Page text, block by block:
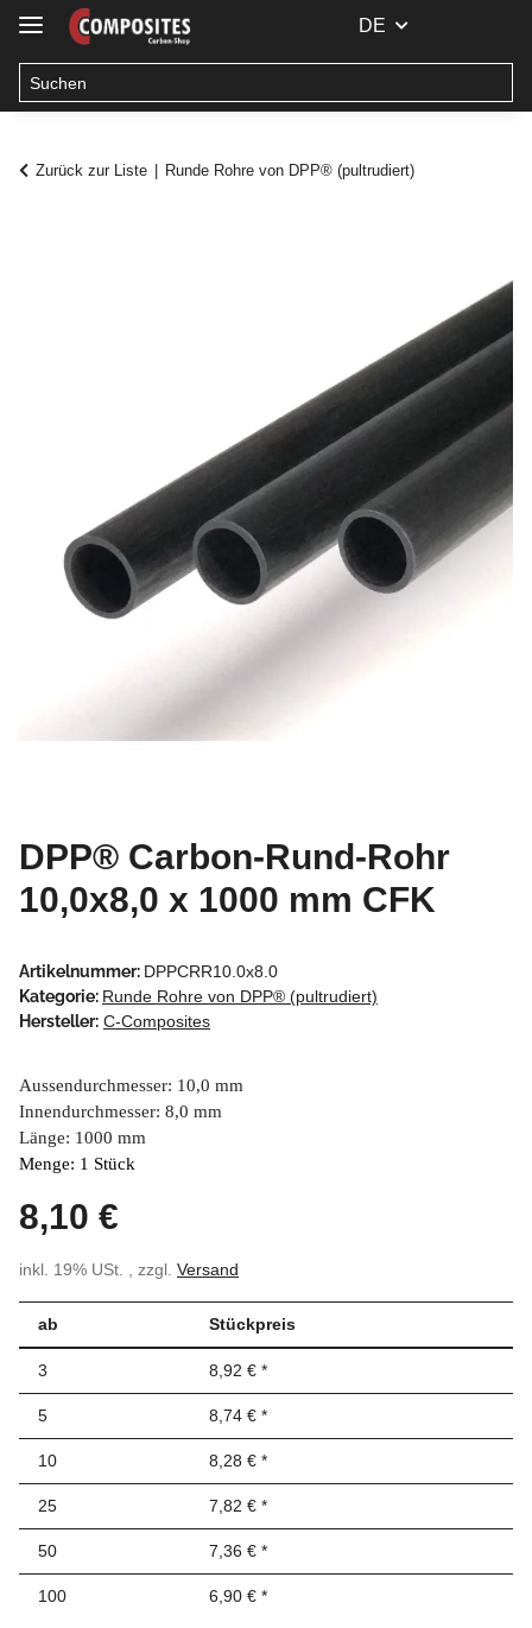
DE
Zurück zur Liste Runde Rohre von DPP® (pultrudiert)
DPP® Carbon-Rund-Rohr
10,0x8,0 x 1000 mm CFK
Artikelnummer: DPPCRR10.0x8.0
Kategorie: Runde Rohre von DPP® (pultrudiert)
Hersteller: C-Composites
Aussendurchmesser: 10,0 mm
Innendurchmesser: 8,0 mm
Länge: 1000 mm
Menge: 1 Stück
8,10 €
inkl. 19% USt. , zzgl. Versand
ab Stückpreis
3 8,92 € *
5 8,74 € *
10 8,28 € *
25 7,82 € *
50 7,36 € *
100 6,90 € *